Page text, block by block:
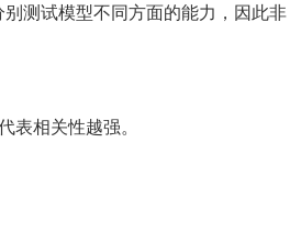
测试模型不同方面的能力，因此非
相关性越强。